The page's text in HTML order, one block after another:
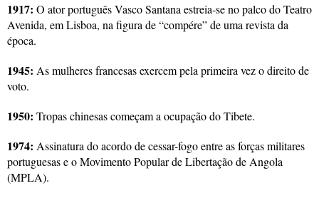
1917: O ator português Vasco Santana estreia-se no palco do Teatro
Avenida, em Lisboa, na figura de “compére” de uma revista da
época.
1945: As mulheres francesas exercem pela primeira vez o direito de
voto.
1950: Tropas chinesas começam a ocupação do Tibete.
1974: Assinatura do acordo de cessar-fogo entre as forças militares
portuguesas e o Movimento Popular de Libertação de Angola
(MPLA).